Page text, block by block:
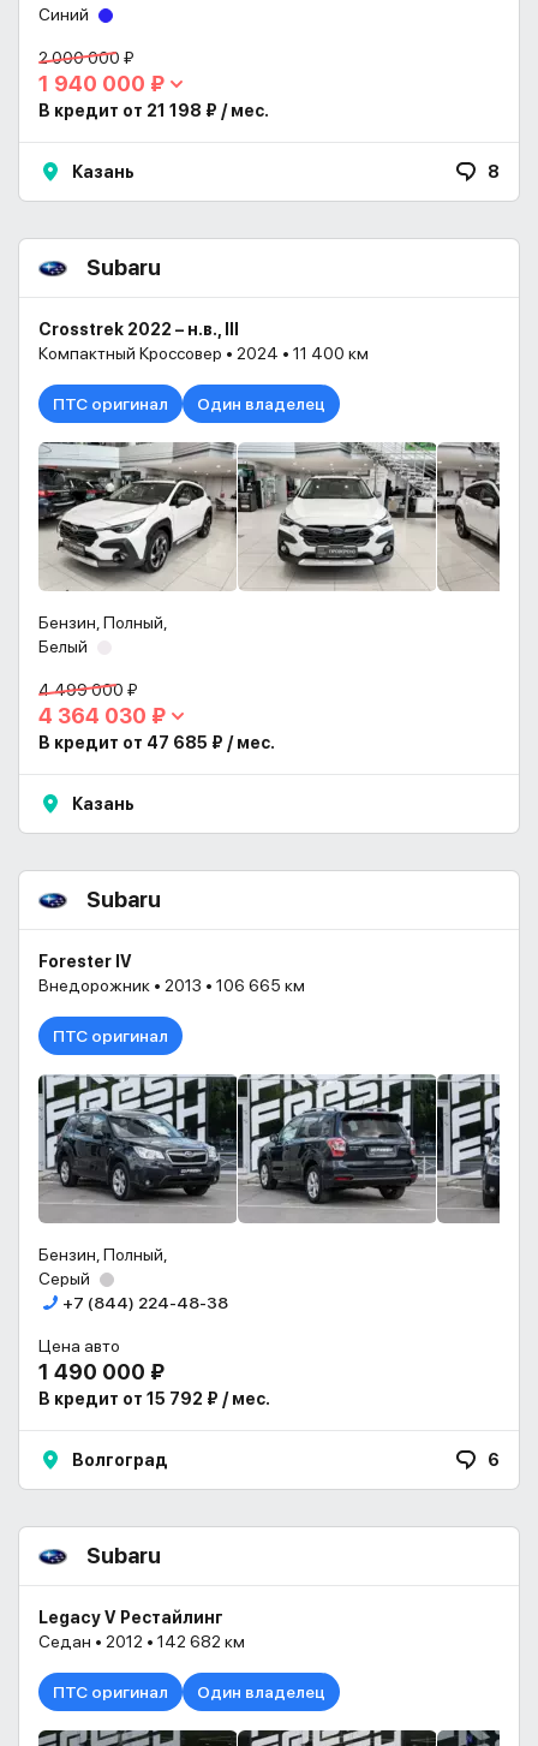
Синий
2 000 000 ₽
1 940 000 ₽
В кредит от 21 198 ₽ / мес.
Казань 8
Subaru
Crosstrek 2022 – н.в., III
Компактный Кроссовер • 2024 • 11 400 км
ПТС оригинал Один владелец
Бензин, Полный,
Белый
4 499 000 ₽
4 364 030 ₽
В кредит от 47 685 ₽ / мес.
Казань
Subaru
Forester IV
Внедорожник • 2013 • 106 665 км
ПТС оригинал
Бензин, Полный,
Серый
+7 (844) 224-48-38
Цена авто
1 490 000 ₽
В кредит от 15 792 ₽ / мес.
Волгоград 6
Subaru
Legacy V Рестайлинг
Седан • 2012 • 142 682 км
ПТС оригинал Один владелец